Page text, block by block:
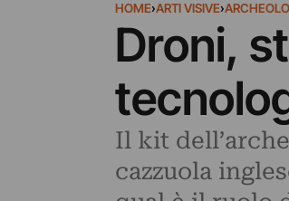
HOME›ARTI VISIVE›
Droni,
Il kit
cazzuola